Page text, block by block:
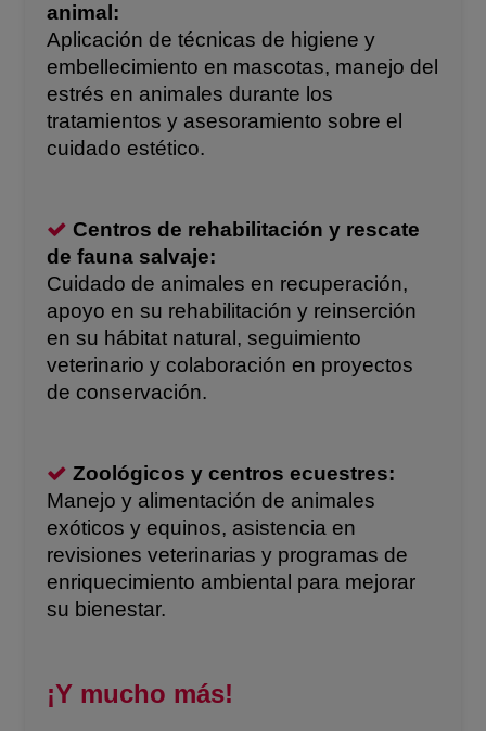
animal:
Aplicación de técnicas de higiene y
embellecimiento en mascotas, manejo del
estrés en animales durante los
tratamientos y asesoramiento sobre el
cuidado estético.
Centros de rehabilitación y rescate
de fauna salvaje:
Cuidado de animales en recuperación,
apoyo en su rehabilitación y reinserción
en su hábitat natural, seguimiento
veterinario y colaboración en proyectos
de conservación.
Zoológicos y centros ecuestres:
Manejo y alimentación de animales
exóticos y equinos, asistencia en
revisiones veterinarias y programas de
enriquecimiento ambiental para mejorar
su bienestar.
¡Y mucho más!